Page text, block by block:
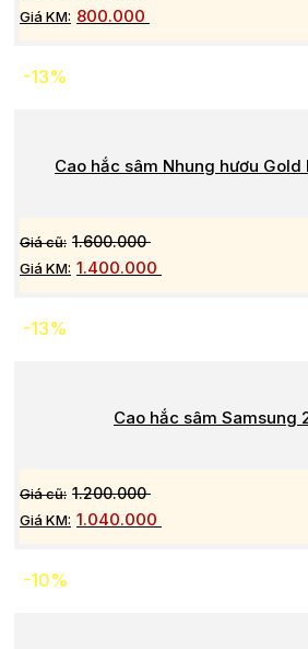
800.000
-13%
Cao hắc sâm Nhung hươu Gold
1.600.000
1.400.000
-13%
Cao hắc sâm Samsung
1.200.000
1.040.000
-10%